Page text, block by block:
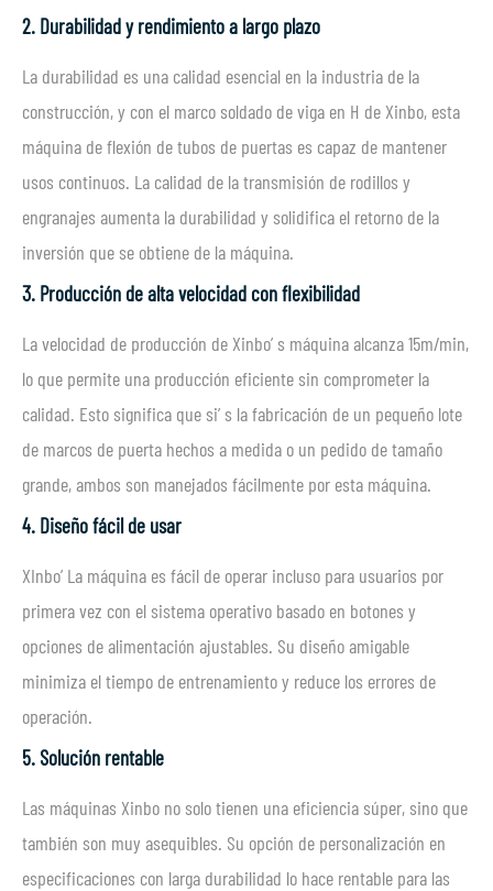
2. Durabilidad y rendimiento a largo plazo
La durabilidad es una calidad esencial en la industria de la
construcción, y con el marco soldado de viga en H de Xinbo, esta
máquina de flexión de tubos de puertas es capaz de mantener
usos continuos. La calidad de la transmisión de rodillos y
engranajes aumenta la durabilidad y solidifica el retorno de la
inversión que se obtiene de la máquina.
3. Producción de alta velocidad con flexibilidad
La velocidad de producción de Xinbo’ s máquina alcanza 15m/min,
lo que permite una producción eficiente sin comprometer la
calidad. Esto significa que si’ s la fabricación de un pequeño lote
de marcos de puerta hechos a medida o un pedido de tamaño
grande, ambos son manejados fácilmente por esta máquina.
4. Diseño fácil de usar
XInbo’ La máquina es fácil de operar incluso para usuarios por
primera vez con el sistema operativo basado en botones y
opciones de alimentación ajustables. Su diseño amigable
minimiza el tiempo de entrenamiento y reduce los errores de
operación.
5. Solución rentable
Las máquinas Xinbo no solo tienen una eficiencia súper, sino que
también son muy asequibles. Su opción de personalización en
especificaciones con larga durabilidad lo hace rentable para las